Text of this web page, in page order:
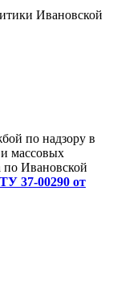
Ивановской
по надзору в
массовых
по Ивановской
37-00290 от